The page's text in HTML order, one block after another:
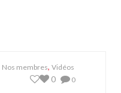
Nos membres, Vidéos
0
0